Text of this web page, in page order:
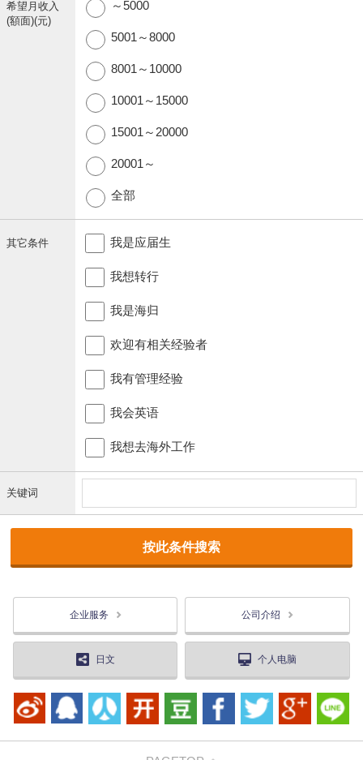
希望月收入
(額面)(元)
～5000
5001～8000
8001～10000
10001～15000
15001～20000
20001～
全部
其它条件 我是应届生
我想转行
我是海归
欢迎有相关经验者
我有管理经验
我会英语
我想去海外工作
关键词
企业服务 公司介绍
日文 个人电脑